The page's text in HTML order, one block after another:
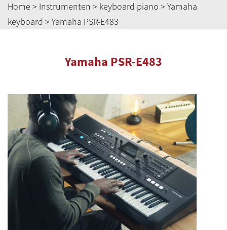
Home > Instrumenten > keyboard piano > Yamaha
keyboard > Yamaha PSR-E483
Yamaha PSR-E483